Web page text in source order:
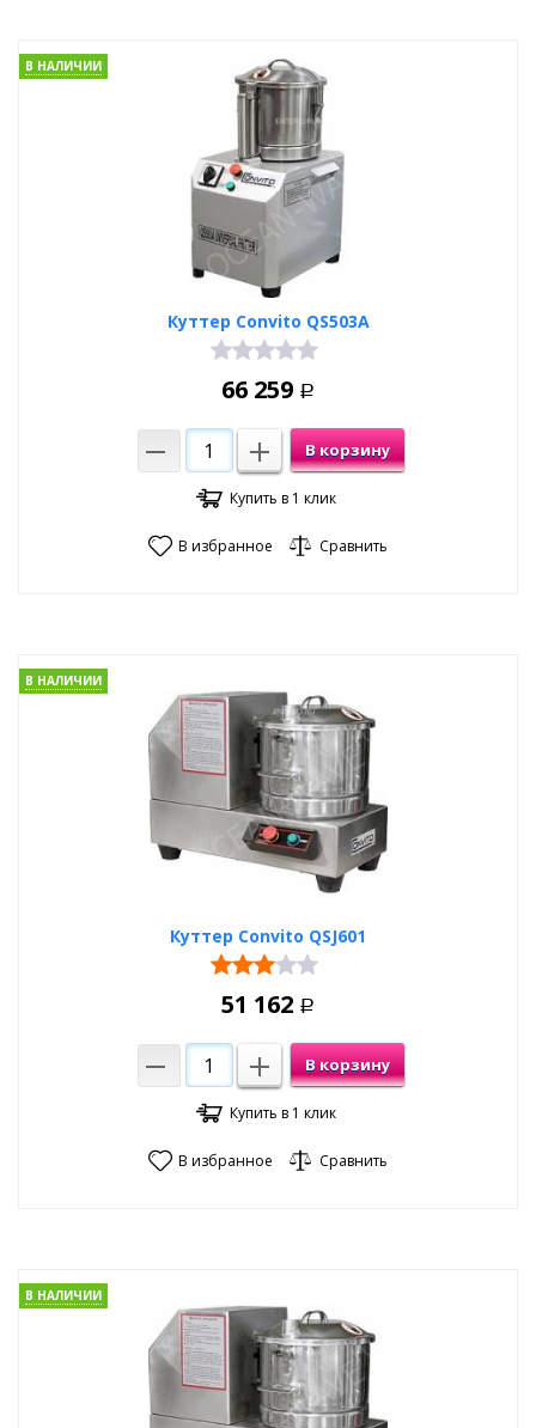
Куттер Convito QS503A
В НАЛИЧИИ
66 259 Р
В корзину
Купить в 1 клик
В избранное Сравнить
Куттер Convito QSJ601
В НАЛИЧИИ
51 162 Р
В корзину
Купить в 1 клик
В избранное Сравнить
В НАЛИЧИИ